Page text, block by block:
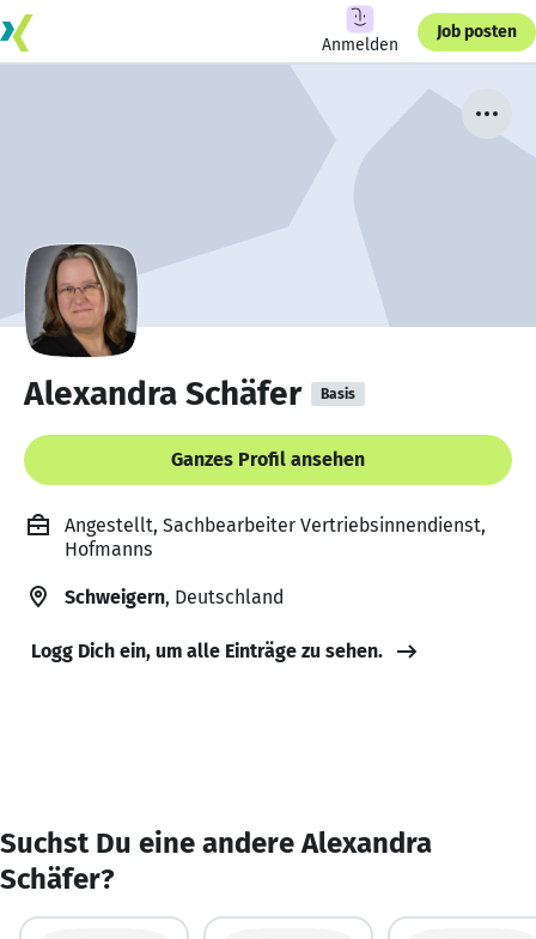
Anmelden
Job posten
Alexandra Schäfer Basis
Ganzes Profil ansehen
Angestellt, Sachbearbeiter Vertriebsinnendienst,
Hofmanns
Schweigern, Deutschland
Logg Dich ein, um alle Einträge zu sehen.
Suchst Du eine andere Alexandra
Schäfer?